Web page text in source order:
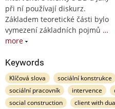
při ní používají diskurz.
Základem teoretické části bylo
vymezení základních pojmů …
more
Keywords
Klíčová slova sociální konstrukce
sociální pracovník
intervence
social construction
client with